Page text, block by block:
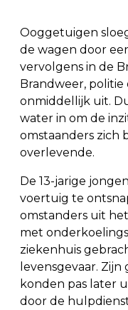
Ooggetuigen
de wagen door
vervolgens in de
Brandweer,
onmiddellijk uit.
water in om de
omstaanders zich
overlevende.
De 13-jarige
voertuig te
omstanders uit
met
ziekenhuis
levensgevaar.
konden pas later
door de